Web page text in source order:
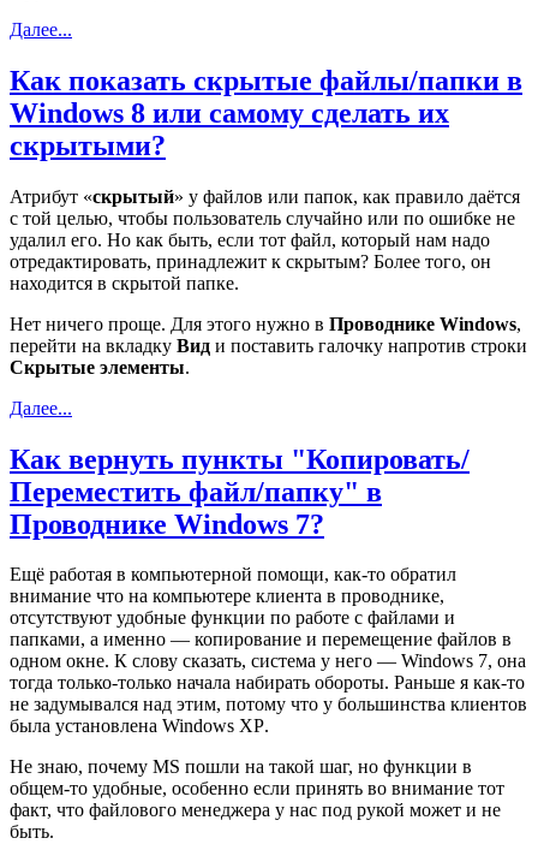
Далее...
Как показать скрытые файлы/папки в
Windows 8 или самому сделать их
скрытыми?
Атрибут «скрытый» у файлов или папок, как правило даётся
с той целью, чтобы пользователь случайно или по ошибке не
удалил его. Но как быть, если тот файл, который нам надо
отредактировать, принадлежит к скрытым? Более того, он
находится в скрытой папке.
Нет ничего проще. Для этого нужно в Проводнике Windows,
перейти на вкладку Вид и поставить галочку напротив строки
Скрытые элементы.
Далее...
Как вернуть пункты "Копировать/
Переместить файл/папку" в
Проводнике Windows 7?
Ещё работая в компьютерной помощи, как-то обратил
внимание что на компьютере клиента в проводнике,
отсутствуют удобные функции по работе с файлами и
папками, а именно — копирование и перемещение файлов в
одном окне. К слову сказать, система у него — Windows 7, она
тогда только-только начала набирать обороты. Раньше я как-то
не задумывался над этим, потому что у большинства клиентов
была установлена Windows XP.
Не знаю, почему MS пошли на такой шаг, но функции в
общем-то удобные, особенно если принять во внимание тот
факт, что файлового менеджера у нас под рукой может и не
быть.